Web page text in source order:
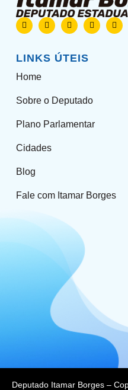
LINKS ÚTEIS
Home
Sobre o Deputado
Plano Parlamentar
Cidades
Blog
Fale com Itamar Borges
Deputado Itamar Borges –